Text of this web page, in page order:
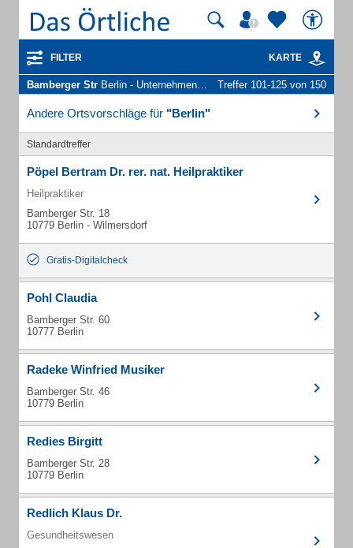
FILTER KARTE
Bamberger Str Berlin - Unternehmen und Personen Treffer 101-125 von 150
Andere Ortsvorschläge für "Berlin"
Standardtreffer
Pöpel Bertram Dr. rer. nat. Heilpraktiker
Heilpraktiker
Bamberger Str. 18
10779 Berlin - Wilmersdorf
Gratis-Digitalcheck
Pohl Claudia
Bamberger Str. 60
10777 Berlin
Radeke Winfried Musiker
Bamberger Str. 46
10779 Berlin
Redies Birgitt
Bamberger Str. 28
10779 Berlin
Redlich Klaus Dr.
Gesundheitswesen